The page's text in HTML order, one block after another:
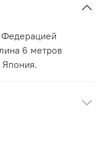
6 метров
Япония.